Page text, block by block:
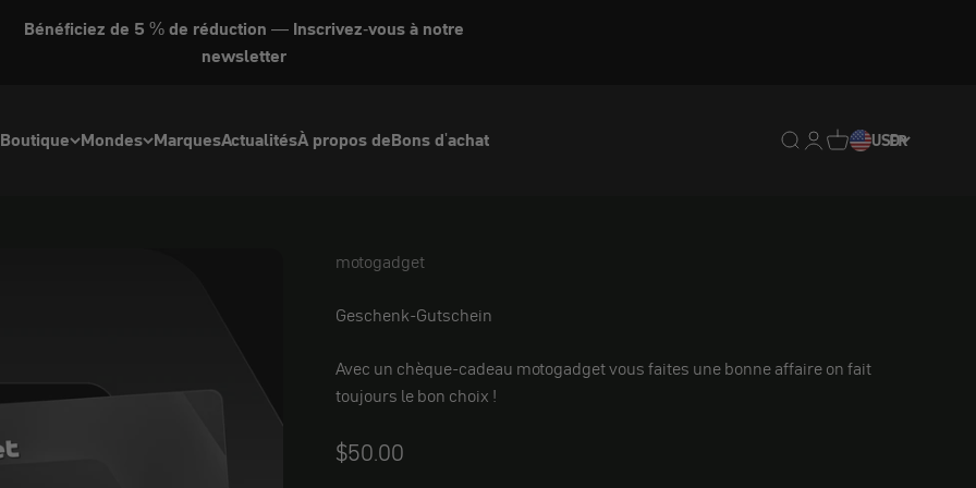
Bénéficiez de 5 % de réduction — Inscrivez-vous à notre
newsletter
Boutique Mondes MarquesActualitésÀ propos deBons d'achat Translation missing :
Translation missing :
Traduction
USDFR
motogadget
motogadget
Geschenk-Gutschein
Avec un chèque-cadeau motogadgetvous faites une bonne affaireon fait
toujours le bon choix !
Angebot
$50.00